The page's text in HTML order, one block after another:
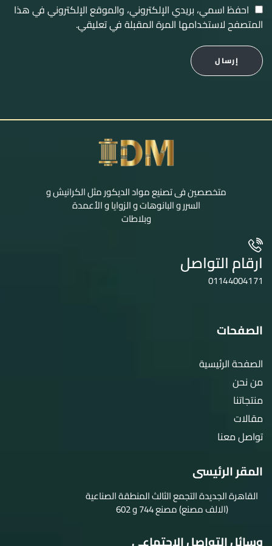
احفظ اسمي، بريدي الإلكتروني، والموقع الإلكتروني في هذا
المتصفح لاستخدامها المرة المقبلة في تعليقي.
إرسال
متخصصين فى تصنيع مواد الديكور مثل الكرانيش و
السرر و البانوهات و الزوايا و الأعمدة
وبلاطات
ارقام التواصل
01144004171
الصفحات
الصفحة الرئيسية
من نحن
منتجاتنا
مقالات
تواصل معنا
المقر الرئيسى
القاهرة الجديدة التجمع الثالث المنطقة الصناعية
(الالف مصنع) مصنع 744 و 602